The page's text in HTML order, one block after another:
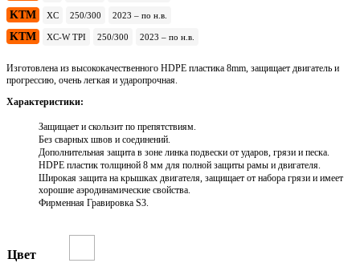
KTM XC 250/300 2023 – по н.в.
KTM XC-W TPI 250/300 2023 – по н.в.
Изготовлена из высококачественного HDPE пластика 8mm, защищает двигатель и
прогрессию, очень легкая и ударопрочная.
Характеристики:
Защищает и скользит по препятствиям.
Без сварных швов и соединений.
Дополнительная защита в зоне линка подвески от ударов, грязи и песка.
HDPE пластик толщиной 8 мм для полной защиты рамы и двигателя.
Широкая защита на крышках двигателя, защищает от набора грязи и имеет
хорошие аэродинамические свойства.
Фирменная Гравировка S3.
Цвет